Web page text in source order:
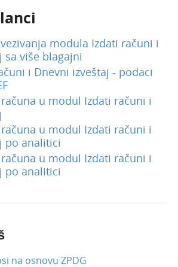
PPP-PO na e-mail
izvoda
prava
modula Izdati računi i
sa više blagajni
i Dnevni izveštaj - podaci
u modul Izdati računi i
u modul Izdati računi i
po analitici
u modul Izdati računi i
po analitici
na osnovu ZPDG